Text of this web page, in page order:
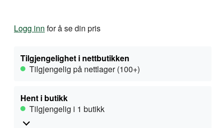
Logg inn for å se din pris
Tilgjengelighet i nettbutikken
Tilgjengelig på nettlager (100+)
Hent i butikk
Tilgjengelig i 1 butikk